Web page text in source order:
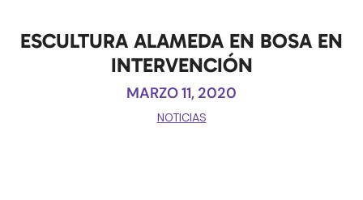
ESCULTURA ALAMEDA EN BOSA EN
INTERVENCIÓN
MARZO 11, 2020
NOTICIAS